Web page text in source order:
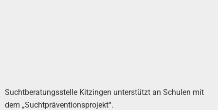
Suchtberatungsstelle Kitzingen unterstützt an Schulen mit
dem „Suchtpräventionsprojekt“.